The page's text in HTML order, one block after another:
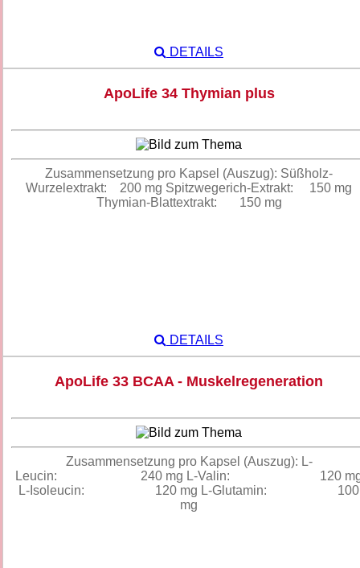
DETAILS
ApoLife 34 Thymian plus
Zusammensetzung pro Kapsel (Auszug): Süßholz-
Wurzelextrakt: 200 mg Spitzwegerich-Extrakt: 150 mg
Thymian-Blattextrakt: 150 mg
DETAILS
ApoLife 33 BCAA - Muskelregeneration
Zusammensetzung pro Kapsel (Auszug): L-
Leucin: 240 mg L-Valin: 120
L-Isoleucin: 120 mg L-Glutamin: 100
mg